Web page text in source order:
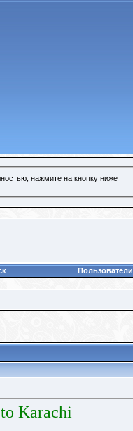
нажмите на кнопку ниже
Пользователи
Karachi